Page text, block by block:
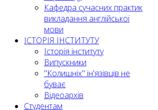
Кафедра сучасних практик
викладання англійської
мови
ІСТОРІЯ ІНСТИТУТУ
Історія інституту
Випускники
"Колишніх" ін'язівців не
буває
Відеоархів
Студентам